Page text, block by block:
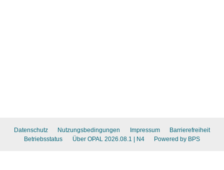
Datenschutz Nutzungsbedingungen Impressum
Barrierefreiheit
Betriebsstatus
Über OPAL 2026.08.1 | N4 Powered by BPS